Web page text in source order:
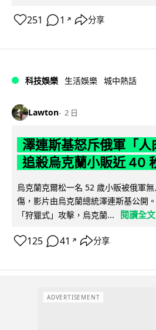
251 1 ↗ 分享
科技娛樂 生活娛樂 城中熱話
Lawton 2 日
澤連斯基怒斥俄軍「人
追殺烏克蘭小販近 40
烏克蘭克爾松一名 52 歲小販被俄軍
傷，影片由烏克蘭總統澤連斯基公開
「狩獵式」攻擊，烏克蘭...
閱讀全文
125 41 ↗ 分享
ADVERTISEMENT